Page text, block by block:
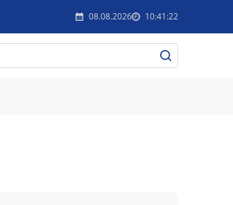
08.08.2026 10:41:22